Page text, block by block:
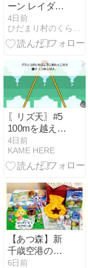
ーン レイダー
ス #8】秘宝コ
ンプリート！
4日前
ひだまり村のくらし+α
〖リズ天〗#5
100mを越えた
い……！
4日前
KAME HERE
【あつ森】新
千歳空港の
「ほっかいど
6日前